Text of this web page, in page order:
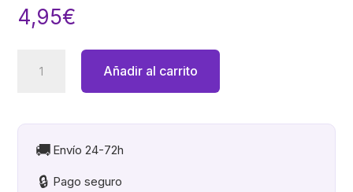
4,95€
IMPOSIBLE
DE
LOS
cantidad
Añadir al carrito
🚚 Envío 24-72h
🔒 Pago seguro